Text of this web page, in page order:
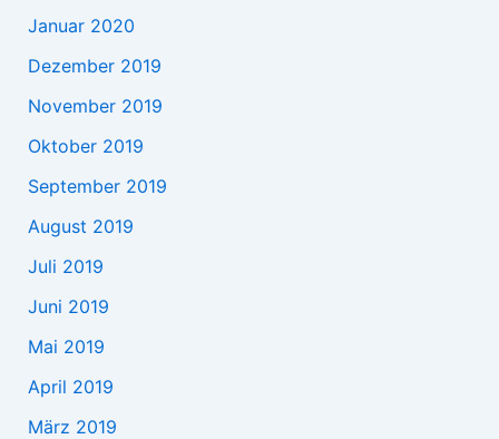
Januar 2020
Dezember 2019
November 2019
Oktober 2019
September 2019
August 2019
Juli 2019
Juni 2019
Mai 2019
April 2019
März 2019